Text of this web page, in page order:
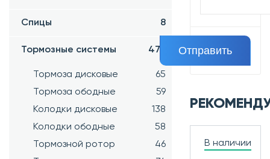
Спицы 8
Тормозные системы 470
Тормоза дисковые
65
Тормоза ободные
59
Колодки дисковые
138
Колодки ободные
58
Тормозной ротор
46
В наличии